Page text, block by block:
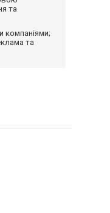
та
компаніями;
та